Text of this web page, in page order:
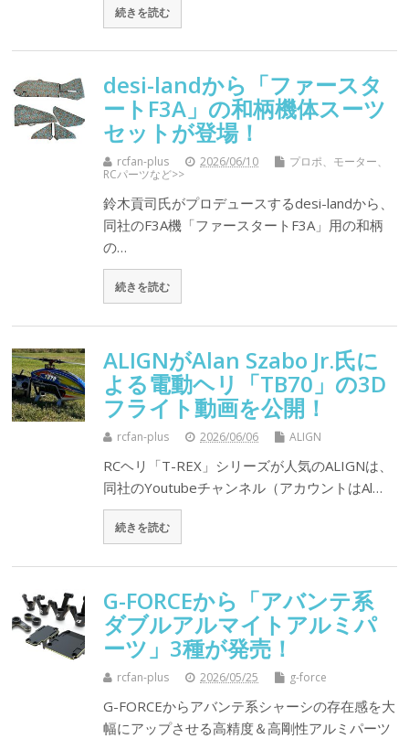
続きを読む
desi-landから「ファースタ
ートF3A」の和柄機体スーツ
セットが登場！
rcfan-plus 2026/06/10
プロポ、モーター、
RCパーツなど>>
鈴木貢司氏がプロデュースするdesi-landから、
同社のF3A機「ファースタートF3A」用の和柄
の…
続きを読む
ALIGNがAlan Szabo Jr.氏に
よる電動ヘリ「TB70」の3D
フライト動画を公開！
rcfan-plus 2026/06/06 ALIGN
RCヘリ「T-REX」シリーズが人気のALIGNは、
同社のYoutubeチャンネル（アカウントはAl…
続きを読む
G-FORCEから「アバンテ系
ダブルアルマイトアルミパ
ーツ」3種が発売！
rcfan-plus 2026/05/25 g-force
G-FORCEからアバンテ系シャーシの存在感を大
幅にアップさせる高精度＆高剛性アルミパーツ